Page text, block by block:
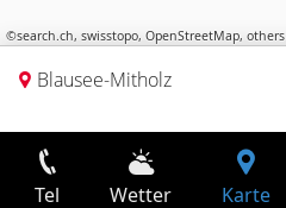
©search.ch, swisstopo, OpenStreetMap, others
Blausee-Mitholz
Tel Wetter Karte